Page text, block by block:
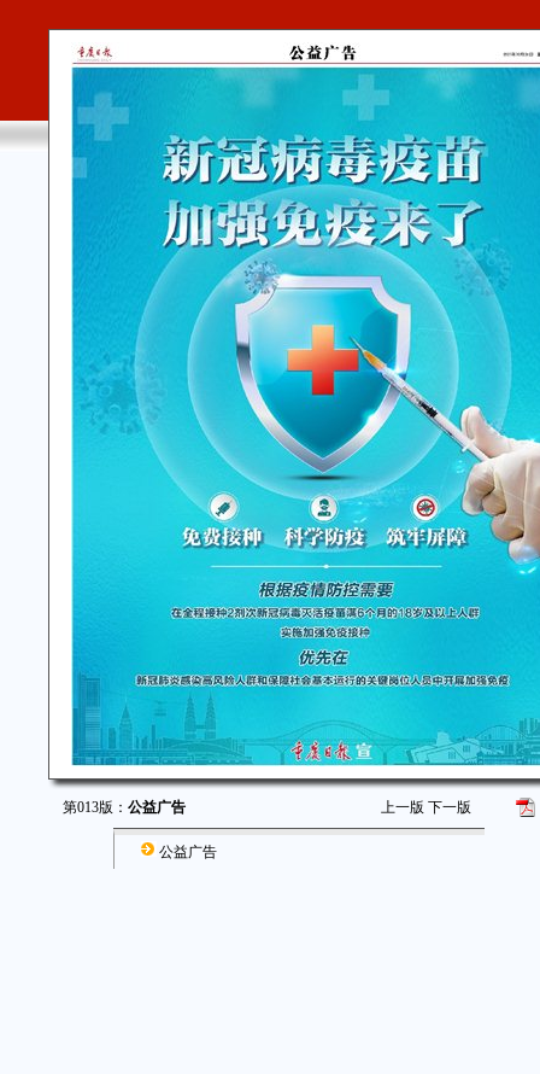
第013版： 公益广告 上一版 下一版
公益广告